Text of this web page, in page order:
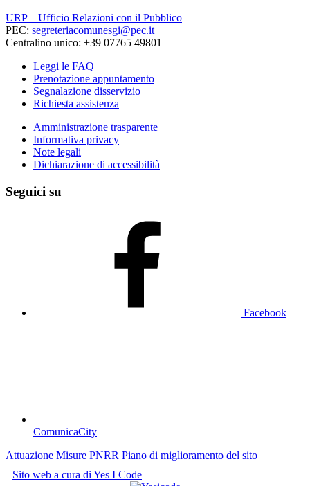
URP – Ufficio Relazioni con il Pubblico
PEC: segreteriacomunesgi@pec.it
Centralino unico: +39 07765 49801
Leggi le FAQ
Prenotazione appuntamento
Segnalazione disservizio
Richiesta assistenza
Amministrazione trasparente
Informativa privacy
Note legali
Dichiarazione di accessibilità
Seguici su
Facebook
ComunicaCity
Attuazione Misure PNRR Piano di miglioramento del sito
Sito web a cura di Yes I Code